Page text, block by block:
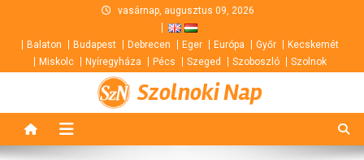
content
vasárnap, augusztus 09, 2026
Balaton Budapest Debrecen Eger Európa Győr
Kecskemét
Miskolc
Nyíregyháza Pécs Szeged Szoboszló Szolnok
Szolnoki Nap